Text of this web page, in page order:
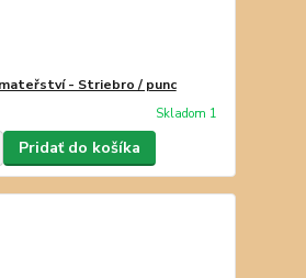
- Striebro / punc
Skladom 1
Pridať do košíka